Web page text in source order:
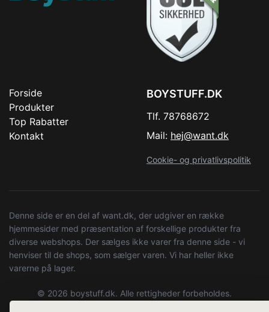
Forside
Produkter
Top Rabatter
Kontakt
BOYSTUFF.DK
Tlf. 78768672
Mail: hej@want.dk
Cookie- og privatlivspolitik
Denne side er en del af want.dk, der udgiver en række
hjemmesider med præsentation af forskellige produkter fra
diverse webshops. Der sælges ikke varer fra denne side - vi
henviser til de shops, som sælger varen. Vi har heller ikke
varerne på lager.
© 2026 boystuff.dk. Alle rettigheder forbeholdes.